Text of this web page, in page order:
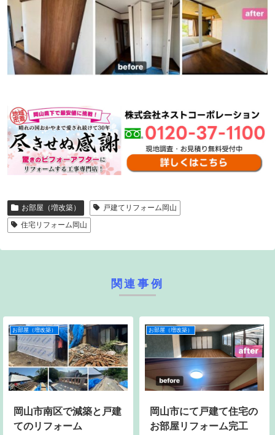
お部屋（増改築）
戸建てリフォーム岡山
住宅リフォーム岡山
関連事例
お部屋（増改築）
岡山市南区で減築と戸建
てのリフォーム
お部屋（増改築）
岡山市にて戸建て住宅の
お部屋リフォーム完工